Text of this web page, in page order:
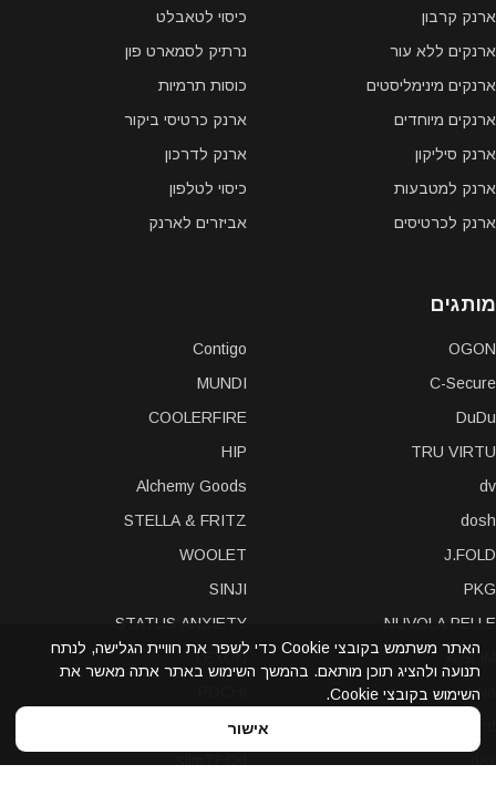
ארנק קרבון
ארנקים ללא עור
ארנקים מינימליסטים
ארנקים מיוחדים
ארנק סיליקון
ארנק למטבעות
ארנק לכרטיסים
כיסוי לטאבלט
נרתיק לסמארט פון
כוסות תרמיות
ארנק כרטיסי ביקור
ארנק לדרכון
כיסוי לטלפון
אביזרים לארנק
מותגים
OGON
C-Secure
DuDu
TRU VIRTU
dv
dosh
J.FOLD
PKG
NUVOLA PELLE
A-SLIM
solo
Contigo
MUNDI
COOLERFIRE
HIP
Alchemy Goods
STELLA & FRITZ
WOOLET
SINJI
STATUS ANXIETY
LEXON
Bellroy
האתר משתמש בקובצי Cookie כדי לשפר את חוויית הגלישה, לנתח
תנועה ולהציג תוכן מותאם. בהמשך השימוש באתר אתה מאשר את
השימוש בקובצי Cookie.
אישור